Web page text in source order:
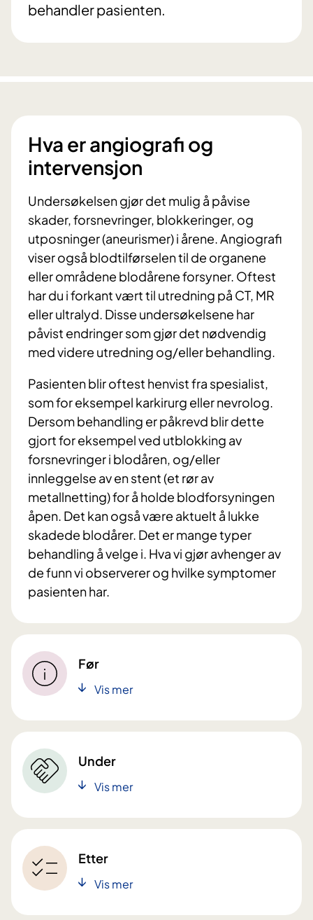
behandler pasienten.
Hva er angiografi og
intervensjon
Undersøkelsen gjør det mulig å påvise
skader, forsnevringer, blokkeringer, og
utposninger (aneurismer) i årene. Angiografi
viser også blodtilførselen til de organene
eller områdene blodårene forsyner. Oftest
har du i forkant vært til utredning på CT, MR
eller ultralyd. Disse undersøkelsene har
påvist endringer som gjør det nødvendig
med videre utredning og/eller behandling.
Pasienten blir oftest henvist fra spesialist,
som for eksempel karkirurg eller nevrolog.
Dersom behandling er påkrevd blir dette
gjort for eksempel ved utblokking av
forsnevringer i blodåren, og/eller
innleggelse av en stent (et rør av
metallnetting) for å holde blodforsyningen
åpen. Det kan også være aktuelt å lukke
skadede blodårer. Det er mange typer
behandling å velge i. Hva vi gjør avhenger av
de funn vi observerer og hvilke symptomer
pasienten har.
Før
Vis mer
Under
Vis mer
Etter
Vis mer